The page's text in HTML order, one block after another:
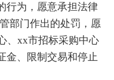
为，愿意承担法律
部门作出的处罚，愿
、xx市招标采购中心
金、限制交易和停止